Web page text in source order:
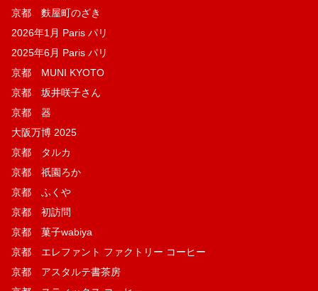
京都 麩屋町のざき
2026年1月 Paris パリ
2025年6月 Paris パリ
京都 MUNI KYOTO
京都 坂井咲子さん
京都 器
大阪万博 2025
京都 タルカ
京都 祇園ろか
京都 ふくや
京都 初訪問
京都 菓子wabiya
京都 エレファント ファクトリー コーヒー
京都 アスタルテ書茶房